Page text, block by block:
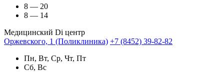
8 — 20
8 — 14
Медицинский Di центр
Оржевского, 1 (Поликлиника) +7 (8452) 39-82-82
Пн, Вт, Ср, Чт, Пт
Сб, Вс